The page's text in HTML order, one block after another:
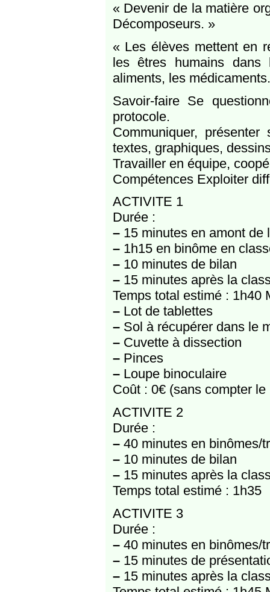
« Devenir de la matière
Décomposeurs. »
« Les élèves mettent en
les êtres humains dans
aliments, les
Savoir-faire Se
protocole.
Communiquer,
textes, graphiques,
Travailler en équipe,
Compétences Exploiter
ACTIVITE 1
Durée :
–15 minutes en amont de
–1h15 en binôme en
–10 minutes de bilan
–15 minutes après la
Temps total estimé : 1h40
–Lot de tablettes
–Sol à récupérer dans le
–Cuvette à dissection
–Pinces
–Loupe binoculaire
Coût : 0€ (sans compter
ACTIVITE 2
Durée :
–40 minutes en binômes/
–10 minutes de bilan
–15 minutes après la
Temps total estimé : 1h35
ACTIVITE 3
Durée :
–40 minutes en binômes/
–15 minutes de
–15 minutes après la